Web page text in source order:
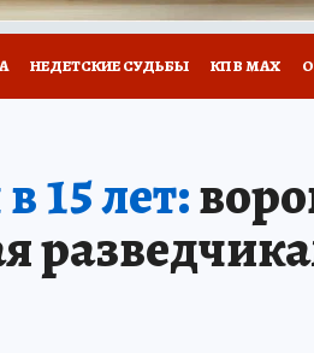
НЕДЕТСКИЕ СУДЬБЫ КП В МАХ
15 лет: